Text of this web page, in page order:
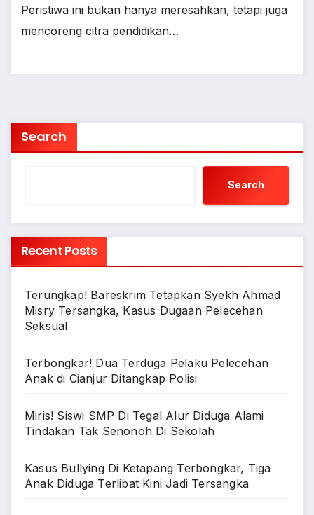
Peristiwa ini bukan hanya meresahkan, tetapi juga
mencoreng citra pendidikan…
Search
Search
Recent Posts
Terungkap! Bareskrim Tetapkan Syekh Ahmad
Misry Tersangka, Kasus Dugaan Pelecehan
Seksual
Terbongkar! Dua Terduga Pelaku Pelecehan
Anak di Cianjur Ditangkap Polisi
Miris! Siswi SMP Di Tegal Alur Diduga Alami
Tindakan Tak Senonoh Di Sekolah
Kasus Bullying Di Ketapang Terbongkar, Tiga
Anak Diduga Terlibat Kini Jadi Tersangka